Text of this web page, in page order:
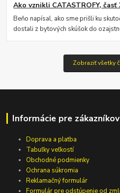
Ako vznikli CATASTROFY, časť
Beňo napísal, ako sme prišli ku
dostali z bytových skúšok do
Zobraziť všetky
Informácie pre zákazníkov
Doprava a platba
Tabuľky veľkostí
Obchodné podmienky
Ochrana súkromia
Reklamačný formulár
Formulár pre odstúpenie od